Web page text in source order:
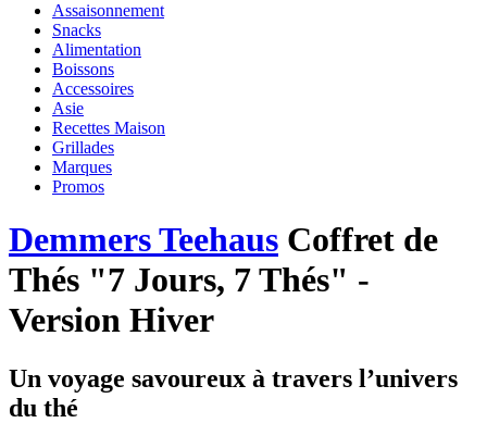
Assaisonnement
Snacks
Alimentation
Boissons
Accessoires
Asie
Recettes Maison
Grillades
Marques
Promos
Demmers Teehaus Coffret de
Thés "7 Jours, 7 Thés" -
Version Hiver
Un voyage savoureux à travers l’univers
du thé